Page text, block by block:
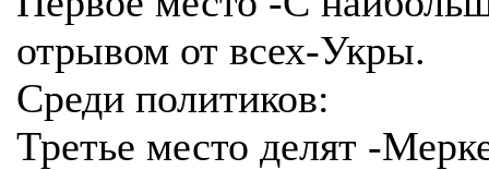
отрывом от всех-Укры.
Среди политиков:
Третье место делят -